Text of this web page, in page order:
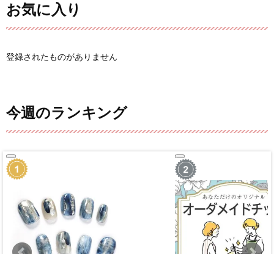
お気に入り
登録されたものがありません
今週のランキング